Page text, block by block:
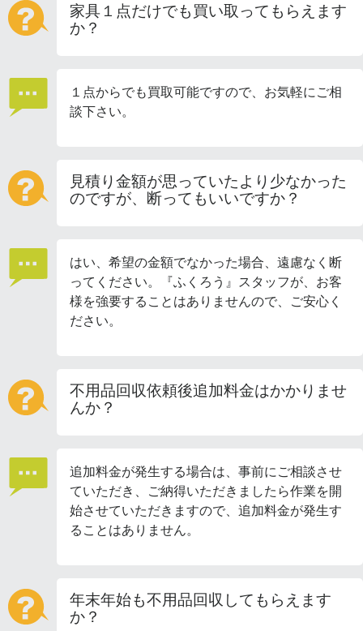
家具１点だけでも買い取ってもらえます
か？
１点からでも買取可能ですので、お気軽にご相
談下さい。
見積り金額が思っていたより少なかった
のですが、断ってもいいですか？
はい、希望の金額でなかった場合、遠慮なく断
ってください。『ふくろう』スタッフが、お客
様を強要することはありませんので、ご安心く
ださい。
不用品回収依頼後追加料金はかかりませ
んか？
追加料金が発生する場合は、事前にご相談させ
ていただき、ご納得いただきましたら作業を開
始させていただきますので、追加料金が発生す
ることはありません。
年末年始も不用品回収してもらえます
か？